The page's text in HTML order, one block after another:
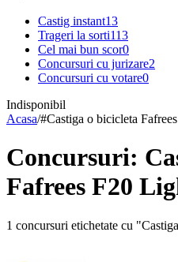
Castig instant13
Trageri la sorti113
Cel mai bun scor0
Concursuri cu jurizare2
Concursuri cu votare0
Indisponibil
Acasa/#Castiga o bicicleta
Concursuri:
Fafrees F20
1 concursuri etichetate cu